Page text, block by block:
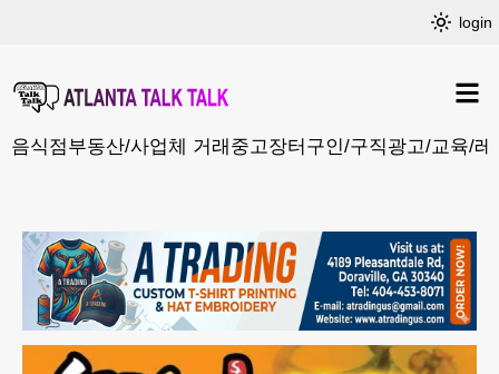
login
음식점부동산/사업체 거래 중고장터 구인/구직광고/교육/레